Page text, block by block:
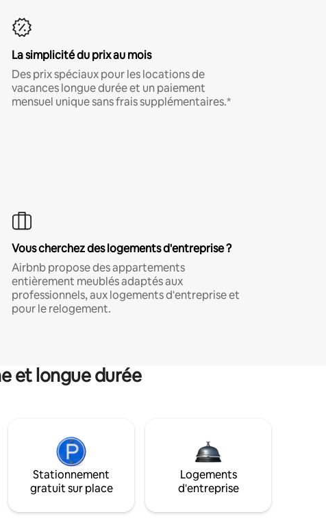
La simplicité du prix au mois
Des prix spéciaux pour les locations de
vacances longue durée et un paiement
mensuel unique sans frais supplémentaires.*
Vous cherchez des logements d'entreprise ?
Airbnb propose des appartements
entièrement meublés adaptés aux
professionnels, aux logements d'entreprise et
pour le relogement.
et longue durée
Stationnement
gratuit sur place
Logements
d'entreprise